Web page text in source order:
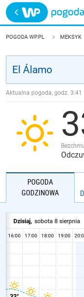
Trwa ładowanie
POLSKA
JAKOŚĆ POWIETRZA
POGODA WP.PL MEKSYK
Aktualna pogoda, godz. 3:41
POGODA
GODZINOWA